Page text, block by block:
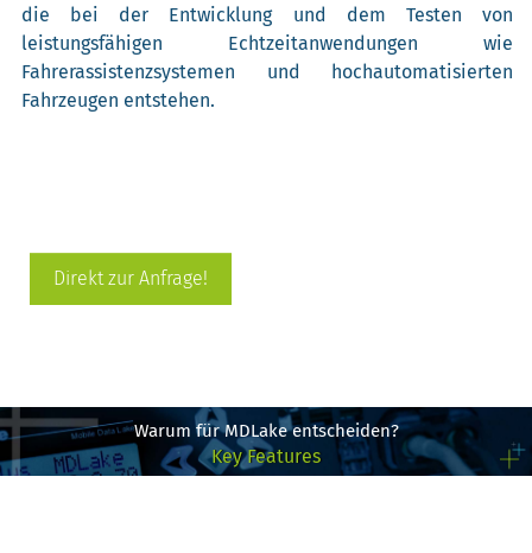
die bei der Entwicklung und dem Testen von
leistungsfähigen Echtzeitanwendungen wie
Fahrerassistenzsystemen und hochautomatisierten
Fahrzeugen entstehen.
Direkt zur Anfrage!
Warum für MDLake entscheiden?
Key Features